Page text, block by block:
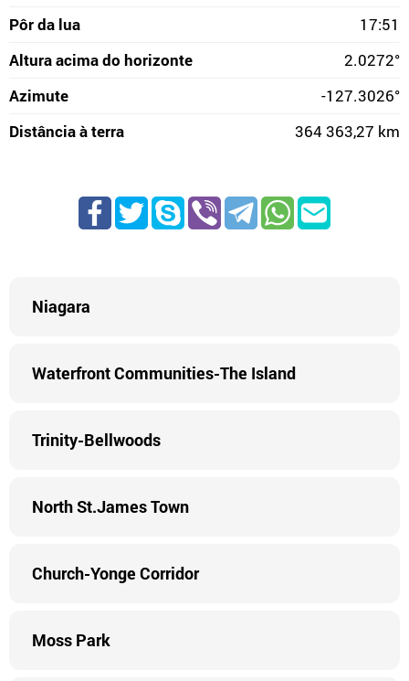
Pôr da lua
17:51
Altura acima do horizonte
2.0272°
Azimute
-127.3026°
Distância à terra
364 363,27 km
Niagara
Waterfront Communities-The Island
Trinity-Bellwoods
North St.James Town
Church-Yonge Corridor
Moss Park